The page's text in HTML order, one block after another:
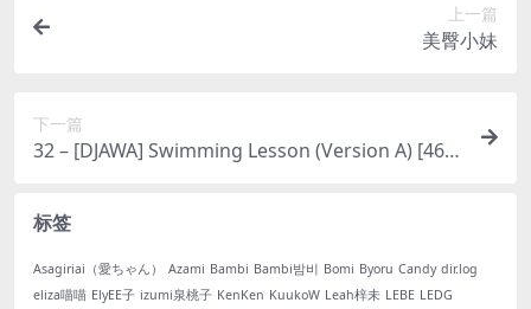
上一篇
美臀小妹
下一篇
32 – [DJAWA] Swimming Lesson (Version A) [46P-
标签
Asagiriai（愛ちゃん） Azami Bambi Bambi밤비 Bomi Byoru Candy dir.log
eliza喵喵 ElyEE子 izumi泉桃子 KenKen KuukoW Leah梓未 LEBE LEDG